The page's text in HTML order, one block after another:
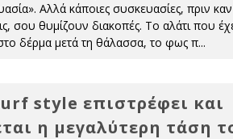
Αλλά κάποιες συσκευασίες, πριν καν
σου θυμίζουν διακοπές. Το αλάτι που
δέρμα μετά τη θάλασσα, το φως π...
style επιστρέφει και
η μεγαλύτερη τάση